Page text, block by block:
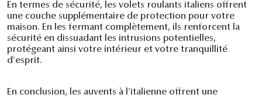
En termes de sécurité, les volets roulants italiens offrent
une couche supplémentaire de protection pour votre
maison. En les fermant complètement, ils renforcent la
sécurité en dissuadant les intrusions potentielles,
protégeant ainsi votre intérieur et votre tranquillité
d'esprit.
En conclusion, les auvents à l'italienne offrent une